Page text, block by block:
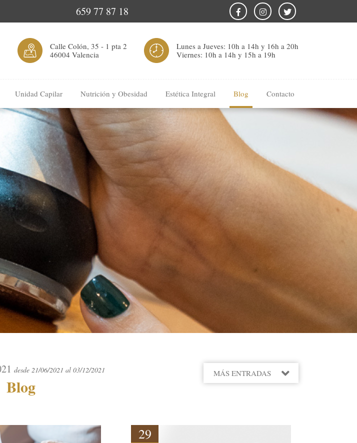
659 77 87 18
Calle Colón, 35 - 1 pta 2
46004 Valencia
Lunes a Jueves: 10h a 14h y 16h a 20h
Viernes: 10h a 14h y 15h a 19h
Unidad Capilar Nutrición y Obesidad Estética Integral Blog Contacto
desde 21/06/2021 al 03/12/2021
Blog
MÁS ENTRADAS
DICIEMBRE
29